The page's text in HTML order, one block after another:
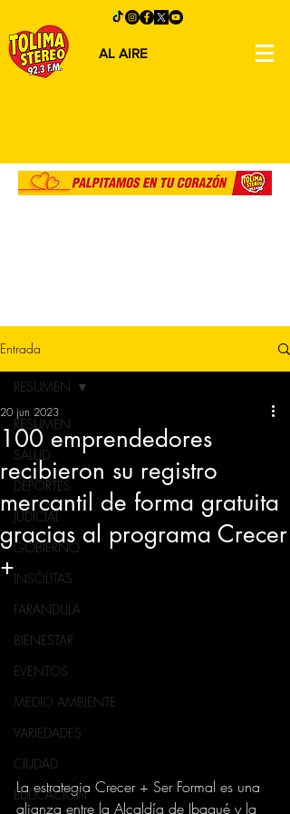
AL AIRE
Entrada
RESUMEN
SALUD
DEPORTES
JUDICIAL
GOBIERNO
INSÓLITAS
FARANDULA
BIENESTAR
EVENTOS
MEDIO AMBIENTE
VARIEDADES
CIUDAD
EDUCACION
RESUMEN
100 emprendedores
recibieron su registro
mercantil de forma gratuita
gracias al programa Crecer
+
20 jun 2023
La estrategia Crecer + Ser Formal es una
alianza entre la Alcaldía de Ibagué y la